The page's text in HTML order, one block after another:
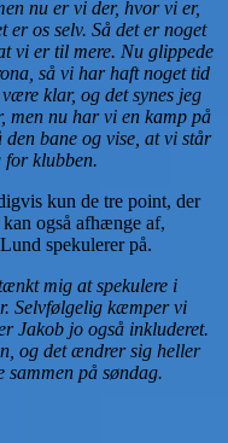
nu er vi der, hvor vi er,
er os selv. Så det er noget
vi er til mere. Nu glippede
så vi har haft noget tid
klar, og det synes jeg
men nu har vi en kamp på
bane og vise, at vi står
klubben.
kun de tre point, der
også afhænge af,
spekulerer på.
mig at spekulere i
Selvfølgelig kæmper vi
Jakob jo også inkluderet.
og det ændrer sig heller
på søndag.